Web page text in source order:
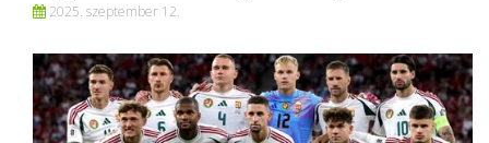
2025. szeptember 12.